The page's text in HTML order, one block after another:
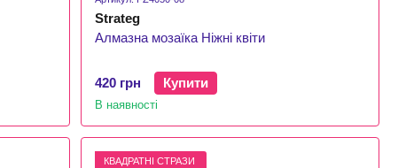
Strateg
Алмазна мозаїка Ніжні квіти
420 грн Купити
В наявності
КВАДРАТНІ СТРАЗИ